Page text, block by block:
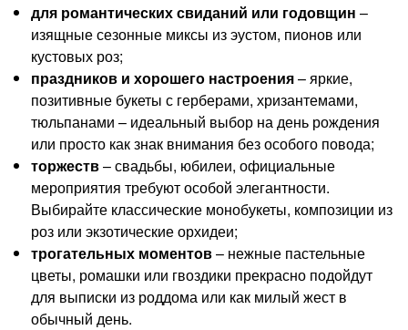
для романтических свиданий или годовщин –
изящные сезонные миксы из эустом, пионов или
кустовых роз;
праздников и хорошего настроения– яркие,
позитивные букеты с герберами, хризантемами,
тюльпанами – идеальный выбор на день рождения
или просто как знак внимания без особого повода;
торжеств– свадьбы, юбилеи, официальные
мероприятия требуют особой элегантности.
Выбирайте классические монобукеты, композиции из
роз или экзотические орхидеи;
трогательных моментов– нежные пастельные
цветы, ромашки или гвоздики прекрасно подойдут
для выписки из роддома или как милый жест в
обычный день.